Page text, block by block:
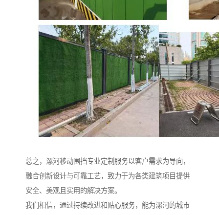
总之，漯河移动围挡专业定制服务以客户需求为导向，
融合创新设计与可靠工艺，致力于为各类建筑项目提供
安全、美观且实用的解决方案。
我们相信，通过持续改进和贴心服务，能为漯河的城市